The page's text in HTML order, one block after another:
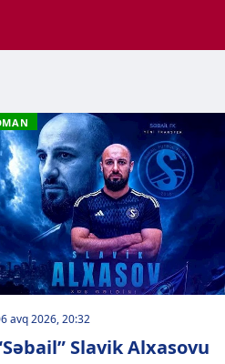
avq 2026, 20:32
Slavik Alxasovu